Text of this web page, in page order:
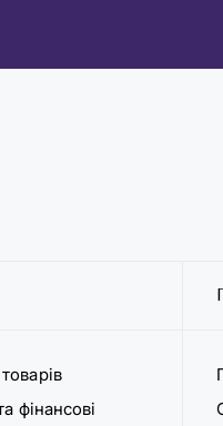
фінансові